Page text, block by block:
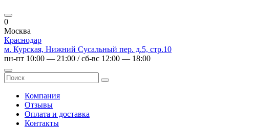
0
Москва
Краснодар
м. Курская, Нижний Сусальный пер. д.5, стр.10
пн-пт 10:00 — 21:00 / сб-вс 12:00 — 18:00
Компания
Отзывы
Оплата и доставка
Контакты